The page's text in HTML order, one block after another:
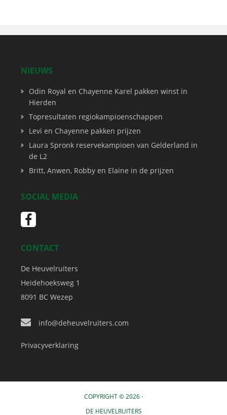
NIEUWS
Odin Royal en Chayenne Karel pakken winst in
Hierden
Topresultaten regiokampioenschappen
Levi en Chayenne pakken prijzen
Laura Spronk reservekampioen van Gelderland in
de L2
Britt, Anwen, Robby en Elaine in de prijzen
SOCIAL MEDIA
CONTACT
De Heuvelruiters
Heidehoeksweg 1
8091 BC Wezep
info@deheuvelruiters.com
Privacyverklaring
COPYRIGHT © 2026 ·
DE HEUVELRUITERS